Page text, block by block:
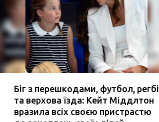
Біг з перешкодами, футбол, регбі
та верхова їзда: Кейт Міддлтон
вразила всіх своєю пристрастю